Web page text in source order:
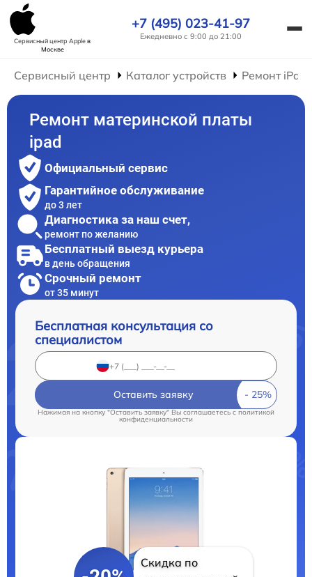
Сервисный центр Appleв
Москве
+7 (495) 023-41-97
Ежедневно с 9:00 до 21:00
Сервисный центр Каталог устройств Ремонт iPad
Ремонт материнской платы
ipad
Официальный сервис
Гарантийное обслуживание
до 3 лет
Диагностика за наш счет,
ремонт по желанию
Бесплатный выезд курьера
в день обращения
Срочный ремонт
от 35 минут
Бесплатная консультация со
специалистом
Оставить заявку
Нажимая на кнопку "Оставить заявку" Вы соглашаетесь cполитикой
конфиденциальности
Скидка по